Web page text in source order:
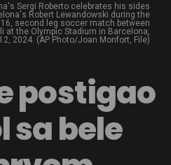
Sergi Roberto celebrates his sides
Robert Lewandowski during the
second leg soccer match between
at the Olympic Stadium in Barcelona,
2024. (AP Photo/Joan Monfort, File)
postigao
sa bele